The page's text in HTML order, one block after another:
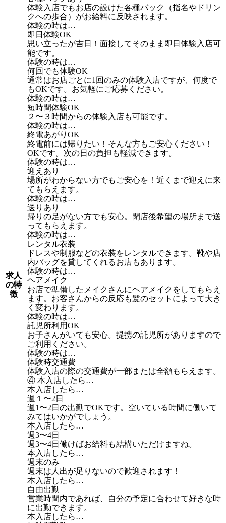
求人
の特
徴
体験入店でもお店の設けた各種バック（指名やドリン
クへの歩合）がお給料に反映されます。
体験の時は…
即日体験OK
思い立ったが吉日！面接してそのまま即日体験入店可
能です。
体験の時は…
何回でも体験OK
通常はお店ごとに1回のみの体験入店ですが、何度で
もOKです。お気軽にご応募ください。
体験の時は…
短時間体験OK
２〜３時間からの体験入店も可能です。
体験の時は…
終電あがりOK
終電前には帰りたい！そんな方もご安心ください！
OKです。次の日の負担も軽減できます。
体験の時は…
迎えあり
場所がわからない方でもご安心を！近くまで迎えに来
てもらえます。
体験の時は…
送りあり
帰りの足がない方でも安心。閉店後希望の場所まで送
ってもらえます。
体験の時は…
レンタル衣装
ドレスや制服などの衣装をレンタルできます。靴や店
内バッグを貸してくれるお店もあります。
体験の時は…
ヘアメイク
お店で準備したメイクさんにヘアメイクをしてもらえ
ます。お客さんからの反応も髪のセットによって大き
く変わります。
体験の時は…
託児所利用OK
お子さんがいても安心。提携の託児所がありますので
ご利用ください。
体験の時は…
体験時交通費
体験入店の際の交通費が一部または全額もらえます。
④ 本入店したら…
本入店したら…
週１〜2日
週1〜2日の出勤でOKです。空いている時間に働いて
みてはいかがでしょう。
本入店したら…
週3〜4日
週3〜4日働けばお給料も結構いただけますね。
本入店したら…
週末のみ
週末は人出が足りないので歓迎されます！
本入店したら…
自由出勤
営業時間内であれば、自分の予定に合わせて好きな時
に出勤できます。
本入店したら…